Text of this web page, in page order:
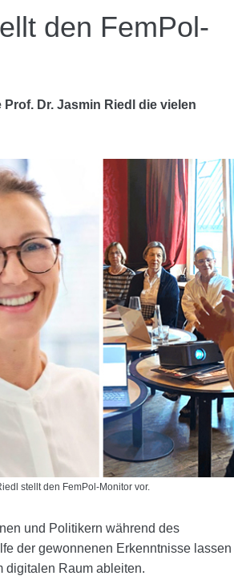
den FemPol-
Dr. Jasmin Riedl die vielen
stellt den FemPol-Monitor vor.
und Politikern während des
der gewonnenen Erkenntnisse lassen
digitalen Raum ableiten.